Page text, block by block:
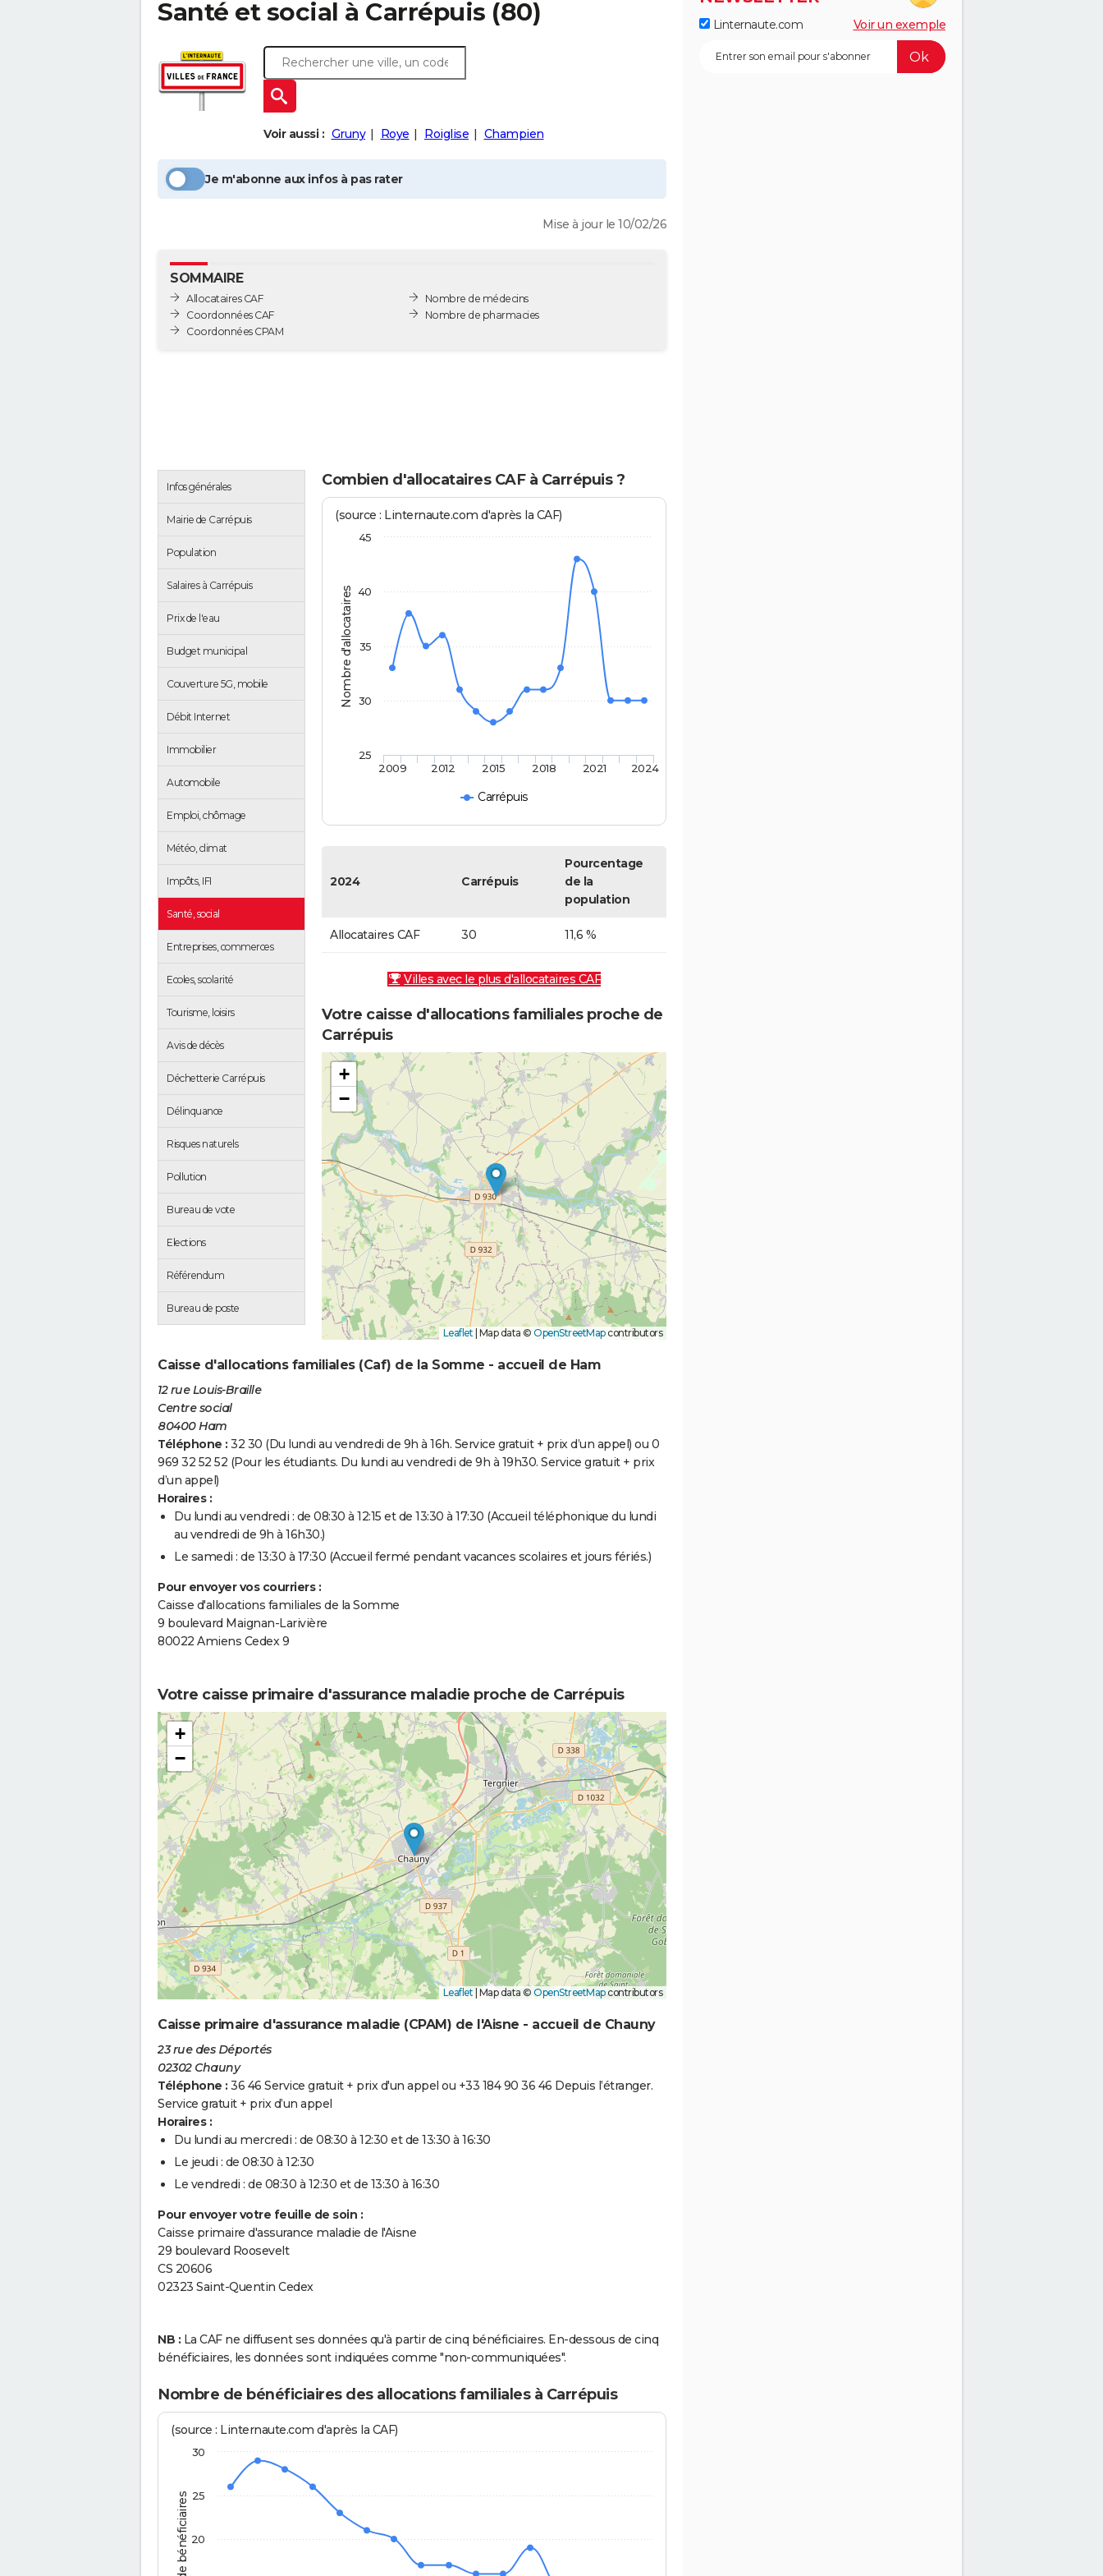
Santé et social à Carrépuis (80)
Voir aussi : Gruny Roye Roiglise Champien
Je m'abonne aux infos à pas rater
Mise à jour le 10/02/26
SOMMAIRE
Allocataires CAF
Coordonnées CAF
Coordonnées CPAM
Nombre de médecins
Nombre de pharmacies
Infos générales
Mairie de Carrépuis
Population
Salaires à Carrépuis
Prix de l'eau
Budget municipal
Couverture 5G, mobile
Débit Internet
Immobilier
Automobile
Emploi, chômage
Météo, climat
Impôts, IFI
Santé, social
Entreprises, commerces
Ecoles, scolarité
Tourisme, loisirs
Avis de décès
Déchetterie Carrépuis
Délinquance
Risques naturels
Pollution
Bureau de vote
Elections
Référendum
Bureau de poste
Combien d'allocataires CAF à Carrépuis ?
Nombre d'allocataires
(source : Linternaute.com d'après la CAF)
Carrépuis
2009 2012 2015 2018 2021 2024
25
30
35
40
45
2024 Carrépuis
Pourcentage
de la
population
Allocataires CAF 30 11,6 %
Villes avec le plus d'allocataires CAF
Votre caisse d'allocations familiales proche de
Carrépuis
+
−
Leaflet Map data © OpenStreetMapcontributors
Caisse d'allocations familiales (Caf) de la Somme - accueil de Ham
12 rue Louis-Braille
Centre social
80400 Ham
Téléphone : 32 30 (Du lundi au vendredi de 9h à 16h. Service gratuit + prix d’un appel) ou 0
969 32 52 52 (Pour les étudiants. Du lundi au vendredi de 9h à 19h30. Service gratuit + prix
d’un appel)
Horaires :
Du lundi au vendredi : de 08:30 à 12:15 et de 13:30 à 17:30 (Accueil téléphonique du lundi
au vendredi de 9h à 16h30.)
Le samedi : de 13:30 à 17:30 (Accueil fermé pendant vacances scolaires et jours fériés.)
Pour envoyer vos courriers :
Caisse d'allocations familiales de la Somme
9 boulevard Maignan-Larivière
80022 Amiens Cedex 9
Votre caisse primaire d'assurance maladie proche de Carrépuis
+
−
Leaflet Map data © OpenStreetMapcontributors
Caisse primaire d'assurance maladie (CPAM) de l'Aisne - accueil de Chauny
23 rue des Déportés
02302 Chauny
Téléphone : 36 46 Service gratuit + prix d'un appel ou +33 184 90 36 46 Depuis l’étranger.
Service gratuit + prix d’un appel
Horaires :
Du lundi au mercredi : de 08:30 à 12:30 et de 13:30 à 16:30
Le jeudi : de 08:30 à 12:30
Le vendredi : de 08:30 à 12:30 et de 13:30 à 16:30
Pour envoyer votre feuille de soin :
Caisse primaire d'assurance maladie de l'Aisne
29 boulevard Roosevelt
CS 20606
02323 Saint-Quentin Cedex
NB : La CAF ne diffusent ses données qu'à partir de cinq bénéficiaires. En-dessous de cinq
bénéficiaires, les données sont indiquées comme "non-communiquées".
Nombre de bénéficiaires des allocations familiales à Carrépuis
(source : Linternaute.com d'après la CAF)
20
25
30
Linternaute.com Voir un exemple